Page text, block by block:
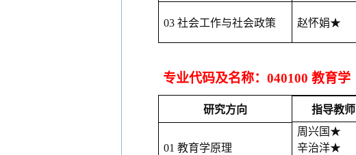
03 社会工作与社会政策 赵怀娟★
专业代码及名称： 040100 教育学
研究方向 指导教师
01 教育学原理
周兴国 ★
辛治洋★